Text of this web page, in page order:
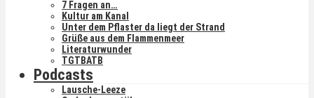
7 Fragen an…
Kultur am Kanal
Unter dem Pflaster da liegt der Strand
Grüße aus dem Flammenmeer
Literaturwunder
TGTBATB
Podcasts
Lausche-Leeze